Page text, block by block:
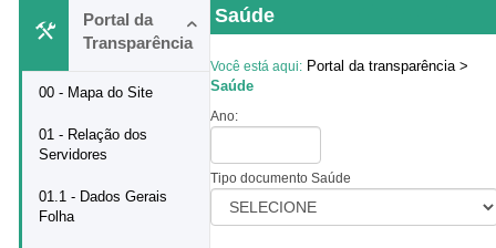
Portal da
Transparência
00 - Mapa do Site
01 - Relação dos
Servidores
01.1 - Dados Gerais
Folha
Saúde
Você está aqui: Portal da transparência >
Saúde
Ano:
Tipo documento Saúde